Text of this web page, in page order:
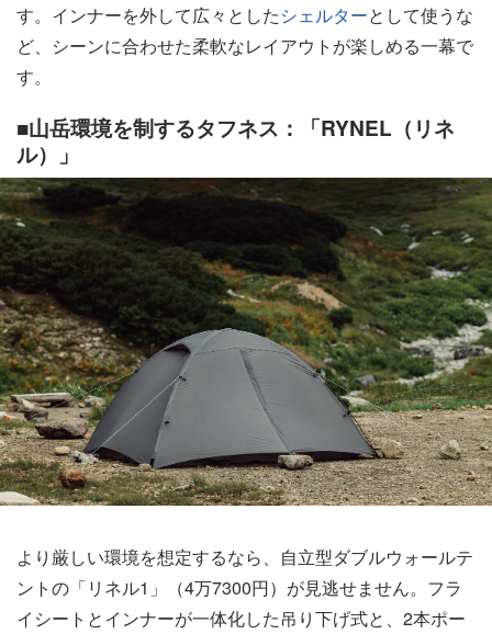
す。インナーを外して広々としたシェルターとして使うな
ど、シーンに合わせた柔軟なレイアウトが楽しめる一幕で
す。
■山岳環境を制するタフネス：「RYNEL（リネ
ル）」
より厳しい環境を想定するなら、自立型ダブルウォールテ
ントの「リネル1」（4万7300円）が見逃せません。フラ
イシートとインナーが一体化した吊り下げ式と、2本ポー